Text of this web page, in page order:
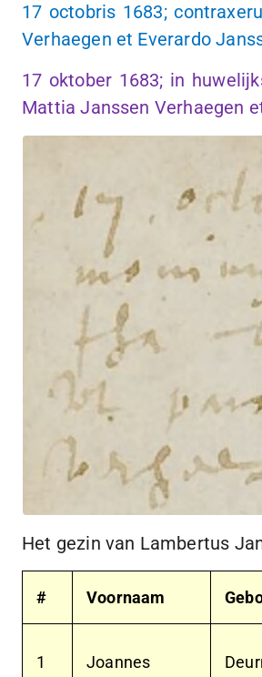
17 octobris 1683;
Verhaegen et Everardo
17 oktober 1683; in
Mattia Janssen Verhaegen
Het gezin van Lambertus
# Voornaam
1 Joannes